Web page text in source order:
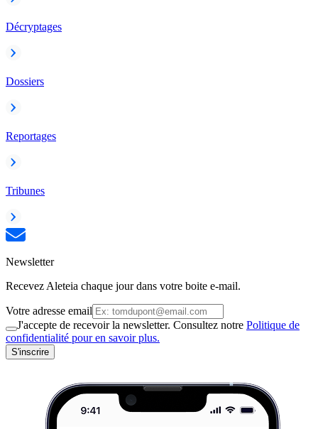
Décryptages
Dossiers
Reportages
Tribunes
Newsletter
Recevez Aleteia chaque jour dans votre boite e-mail.
Votre adresse email
J'accepte de recevoir la newsletter. Consultez notre Politique de
confidentialité pour en savoir plus.
S'inscrire